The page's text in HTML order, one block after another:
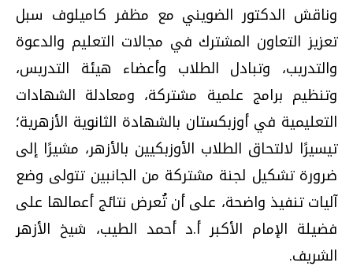
وناقش الدكتور الضويني مع مظفر كاميلوف سبل
تعزيز التعاون المشترك في مجالات التعليم والدعوة
والتدريب، وتبادل الطلاب وأعضاء هيئة التدريس،
وتنظيم برامج علمية مشتركة، ومعادلة الشهادات
التعليمية في أوزبكستان بالشهادة الثانوية الأزهرية؛
تيسيرًا لالتحاق الطلاب الأوزبكيين بالأزهر، مشيرًا إلى
ضرورة تشكيل لجنة مشتركة من الجانبين تتولى وضع
آليات تنفيذ واضحة، على أن تُعرض نتائج أعمالها على
فضيلة الإمام الأكبر أ.د أحمد الطيب، شيخ الأزهر
الشريف.